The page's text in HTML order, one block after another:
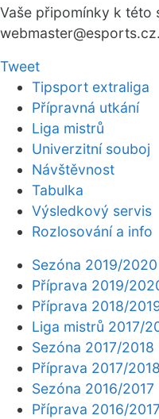
Vaše připomínky k této
webmaster@esports.cz.
Tweet
Tipsport extraliga
Přípravná utkání
Liga mistrů
Univerzitní souboj
Návštěvnost
Tabulka
Výsledkový servis
Rozlosování a info
Sezóna 2019/2020
Příprava 2019/
Příprava 2018/
Liga mistrů 2017/
Sezóna 2017/2018
Příprava 2017/2018
Sezóna 2016/2017
Příprava 2016/2017